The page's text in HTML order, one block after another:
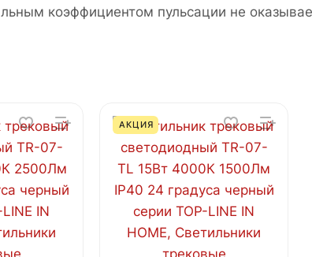
коэффициентом пульсации не
АКЦИЯ